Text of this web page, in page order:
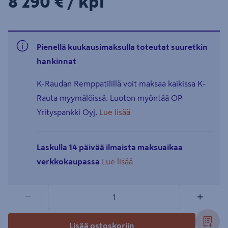
Pienellä kuukausimaksulla toteutat suuretkin
hankinnat
K-Raudan Remppatilillä voit maksaa kaikissa K-
Rauta myymälöissä. Luoton myöntää OP
Yrityspankki Oyj. Lue lisää
Laskulla 14 päivää ilmaista maksuaikaa
verkkokaupassa Lue lisää
− +
Lisää ostoskoriin